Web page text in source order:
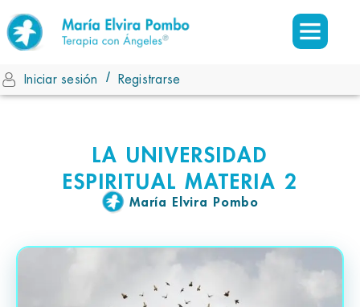
Iniciar sesión / Registrarse
LA UNIVERSIDAD
ESPIRITUAL MATERIA 2
María Elvira Pombo